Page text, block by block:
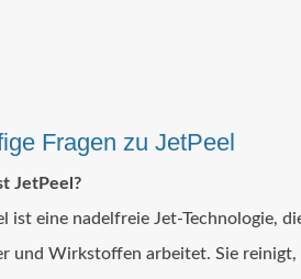
Fragen zu JetPeel
JetPeel?
ist eine nadelfreie Jet-Technologie,
und Wirkstoffen arbeitet. Sie